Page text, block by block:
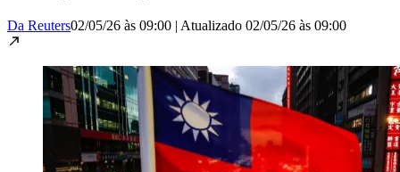
Da Reuters02/05/26 às 09:00 | Atualizado 02/05/26 às 09:00